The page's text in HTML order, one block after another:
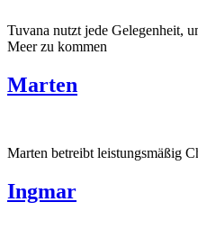
Tuvana nutzt jede Gelegenheit,
Meer zu kommen
Marten
Marten betreibt leistungsmäßig
Ingmar